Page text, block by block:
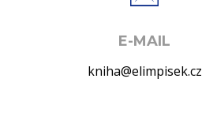
E-MAIL
kniha@elimpisek.cz